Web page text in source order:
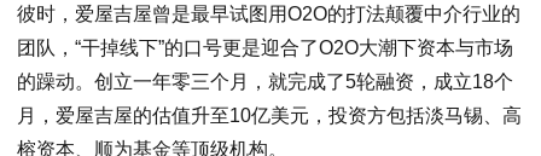
彼时，爱屋吉屋曾是最早试图用O2O的打法颠覆中介行业的
团队，“干掉线下”的口号更是迎合了O2O大潮下资本与市场
的躁动。创立一年零三个月，就完成了5轮融资，成立18个
月，爱屋吉屋的估值升至10亿美元，投资方包括淡马锡、高
榕资本、顺为基金等顶级机构。